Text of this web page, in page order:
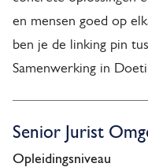
en mensen goed op
ben je de linking pin
Samenwerking in
Senior Jurist
Opleidingsniveau